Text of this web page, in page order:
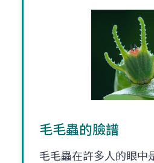
毛毛蟲的臉譜
毛毛蟲在許多人的眼中